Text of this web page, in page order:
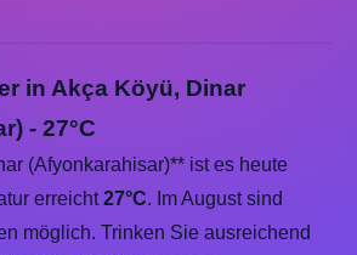
in Akça Köyü, Dinar
- 27°C
(Afyonkarahisar)** ist es heute
erreicht27°C. Im August sind
möglich. Trinken Sie ausreichend